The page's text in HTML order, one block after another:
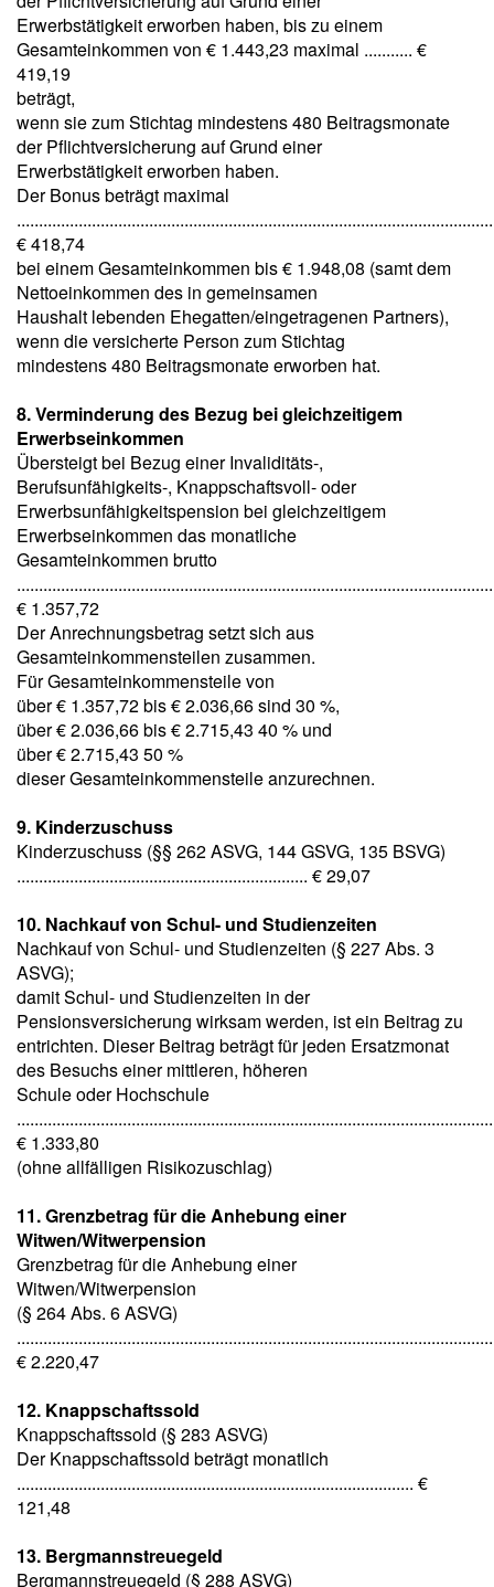
Erwerbstätigkeit erworben haben, bis zu einem
Gesamteinkommen von € 1.443,23 maximal ........... €
419,19
beträgt,
wenn sie zum Stichtag mindestens 480 Beitragsmonate
der Pflichtversicherung auf Grund einer
Erwerbstätigkeit erworben haben.
Der Bonus beträgt maximal
€ 418,74
bei einem Gesamteinkommen bis € 1.948,08 (samt dem
Nettoeinkommen des in gemeinsamen
Haushalt lebenden Ehegatten/eingetragenen Partners),
wenn die versicherte Person zum Stichtag
mindestens 480 Beitragsmonate erworben hat.
8. Verminderung des Bezug bei gleichzeitigem
Erwerbseinkommen
Übersteigt bei Bezug einer Invaliditäts-,
Berufsunfähigkeits-, Knappschaftsvoll- oder
Erwerbsunfähigkeitspension bei gleichzeitigem
Erwerbseinkommen das monatliche
Gesamteinkommen brutto
€ 1.357,72
Der Anrechnungsbetrag setzt sich aus
Gesamteinkommensteilen zusammen.
Für Gesamteinkommensteile von
über € 1.357,72 bis € 2.036,66 sind 30 %,
über € 2.036,66 bis € 2.715,43 40 % und
über € 2.715,43 50 %
dieser Gesamteinkommensteile anzurechnen.
9. Kinderzuschuss
Kinderzuschuss (§§ 262 ASVG, 144 GSVG, 135 BSVG)
.................................................................. € 29,07
10. Nachkauf von Schul- und Studienzeiten
Nachkauf von Schul- und Studienzeiten (§ 227 Abs. 3
ASVG);
damit Schul- und Studienzeiten in der
Pensionsversicherung wirksam werden, ist ein Beitrag zu
entrichten. Dieser Beitrag beträgt für jeden Ersatzmonat
des Besuchs einer mittleren, höheren
Schule oder Hochschule
€ 1.333,80
(ohne allfälligen Risikozuschlag)
11. Grenzbetrag für die Anhebung einer
Witwen/Witwerpension
Grenzbetrag für die Anhebung einer
Witwen/Witwerpension
(§ 264 Abs. 6 ASVG)
€ 2.220,47
12. Knappschaftssold
Knappschaftssold (§ 283 ASVG)
Der Knappschaftssold beträgt monatlich
.......................................................................................... €
121,48
13. Bergmannstreuegeld
Bergmannstreuegeld (§ 288 ASVG)